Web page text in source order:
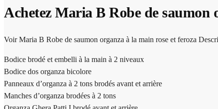
Achetez Maria B Robe de saumon
Voir Maria B Robe de saumon organza à la main rose et feroza
Bodice brodé et embelli à la main à 2 niveaux
Bodice dos organza bicolore
Panneaux d’organza à 2 tons brodés avant et arrière
Manches d’organza brodées à 2 tons